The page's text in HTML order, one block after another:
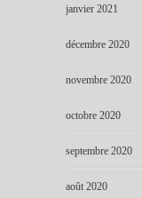
janvier 2021
décembre 2020
novembre 2020
octobre 2020
septembre 2020
août 2020